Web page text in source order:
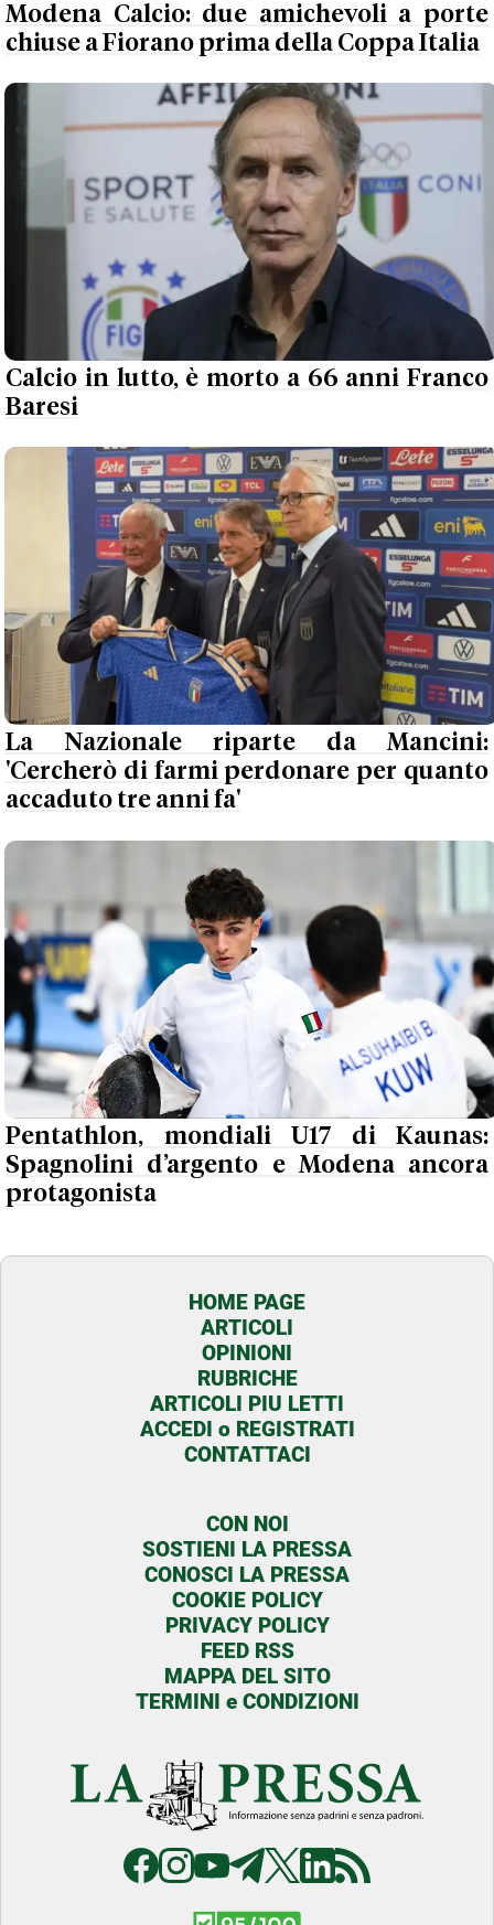
Modena Calcio: due amichevoli a porte
chiuse a Fiorano prima della Coppa Italia
Calcio in lutto, è morto a 66 anni Franco
Baresi
La Nazionale riparte da Mancini:
'Cercherò di farmi perdonare per quanto
accaduto tre anni fa'
Pentathlon, mondiali U17 di Kaunas:
Spagnolini d’argento e Modena ancora
protagonista
HOME PAGE
ARTICOLI
OPINIONI
RUBRICHE
ARTICOLI PIU LETTI
ACCEDI o REGISTRATI
CONTATTACI
CON NOI
SOSTIENI LA PRESSA
CONOSCI LA PRESSA
COOKIE POLICY
PRIVACY POLICY
FEED RSS
MAPPA DEL SITO
TERMINI e CONDIZIONI